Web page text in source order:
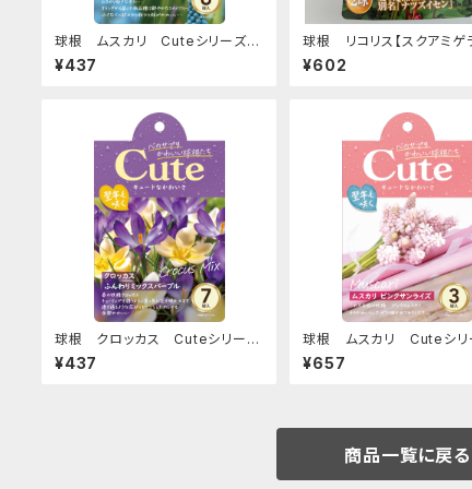
球根 ムスカリ Cuteシリーズ
【メイベル】are [サイズ: 6球入り]
¥437
球根 リコリス【スクアミゲ
[サイズ: 2球入り]
¥602
球根 クロッカス Cuteシリーズ
【ふんわりミックスパープル】are
[サイズ: 7球入り]
¥437
球根 ムスカリ Cuteシリ
【ピンクサンライズ】are [
球入り]
¥657
商品一覧に戻る